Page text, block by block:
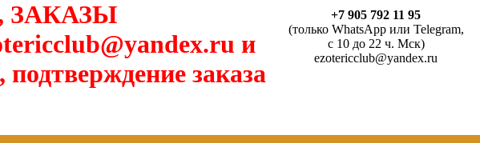
ЗАКАЗЫ
и
заказа
+7 905 792 11 95
(только WhatsApp или Telegram,
с 10 до 22 ч. Мск)
ezotericclub@yandex.ru